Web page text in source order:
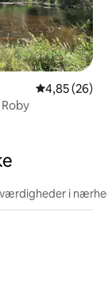
4,85 ud af 5 i
4,85 (26)
i